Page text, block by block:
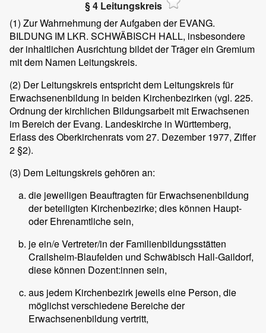
§ 4 Leitungskreis
(1) Zur Wahrnehmung der Aufgaben der EVANG.
BILDUNG IM LKR. SCHWÄBISCH HALL, insbesondere
der inhaltlichen Ausrichtung bildet der Träger ein Gremium
mit dem Namen Leitungskreis.
(2) Der Leitungskreis entspricht dem Leitungskreis für
Erwachsenenbildung in beiden Kirchenbezirken (vgl. 225.
Ordnung der kirchlichen Bildungsarbeit mit Erwachsenen
im Bereich der Evang. Landeskirche in Württemberg,
Erlass des Oberkirchenrats vom 27. Dezember 1977, Ziffer
2 §2).
(3) Dem Leitungskreis gehören an:
die jeweiligen Beauftragten für Erwachsenenbildung
der beteiligten Kirchenbezirke; dies können Haupt-
oder Ehrenamtliche sein,
je ein/e Vertreter/in der Familienbildungsstätten
Crailsheim-Blaufelden und Schwäbisch Hall-Gaildorf,
diese können Dozent:innen sein,
aus jedem Kirchenbezirk jeweils eine Person, die
möglichst verschiedene Bereiche der
Erwachsenenbildung vertritt,